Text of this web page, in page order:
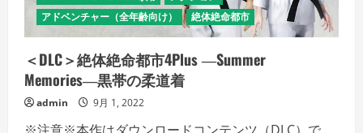
詳
細
を
覧
く
だ
さ
い
アドベンチャー（全年齢向け）
絶体絶命都市
＜DLC＞絶体絶命都市4Plus ―Summer
Memories―黒帯の柔道着
admin 9月 1, 2022